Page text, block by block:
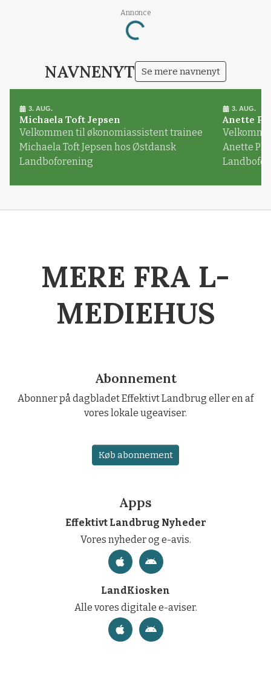
Annonce
Loading...
NAVNENYT Se mere navnenyt
3. AUG.
Michaela Toft Jepsen
Velkommen til økonomiassistent trainee
Michaela Toft Jepsen hos Østdansk
Landboforening
3. AUG.
Anette
Anette
MERE FRA L-
MEDIEHUS
Abonnement
Abonner på dagbladet Effektivt Landbrug eller en af
vores lokale ugeaviser.
Køb abonnement
Apps
Effektivt Landbrug Nyheder
Vores nyheder og e-avis.
LandKiosken
Alle vores digitale e-aviser.